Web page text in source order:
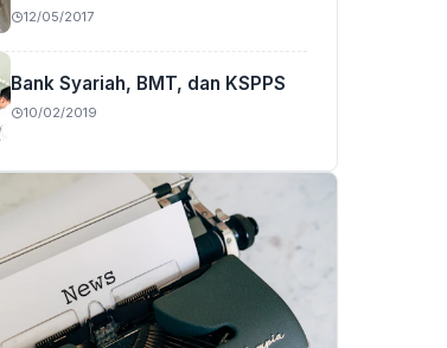
(MMQ)
12/05/2017
Bank Syariah, BMT, dan KSPPS
10/02/2019